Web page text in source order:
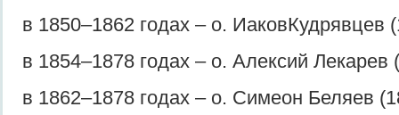
в 1850–1862 годах – о. ИаковКудрявцев
в 1854–1878 годах – о. Алексий Лекарев
в 1862–1878 годах – о. Симеон Беляев